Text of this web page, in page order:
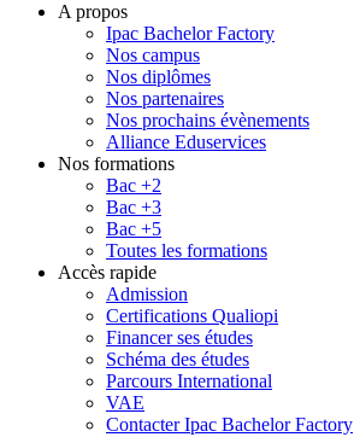
A propos
Ipac Bachelor Factory
Nos campus
Nos diplômes
Nos partenaires
Nos prochains évènements
Alliance Eduservices
Nos formations
Bac +2
Bac +3
Bac +5
Toutes les formations
Accès rapide
Admission
Certifications Qualiopi
Financer ses études
Schéma des études
Parcours International
VAE
Contacter Ipac Bachelor Factory